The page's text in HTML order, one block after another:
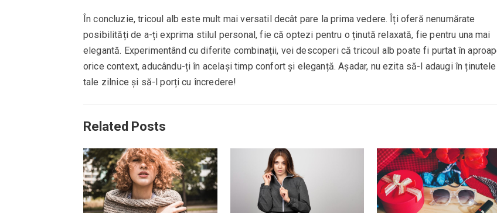
În concluzie, tricoul alb este mult mai versatil decât pare la prima vedere. Îți oferă nenumărate
posibilități de a-ți exprima stilul personal, fie că optezi pentru o ținută relaxată, fie pentru una mai
elegantă. Experimentând cu diferite combinații, vei descoperi că tricoul alb poate fi purtat în
orice context, aducându-ți în același timp confort și eleganță. Așadar, nu ezita să-l adaugi în ținutele
tale zilnice și să-l porți cu încredere!
Related Posts